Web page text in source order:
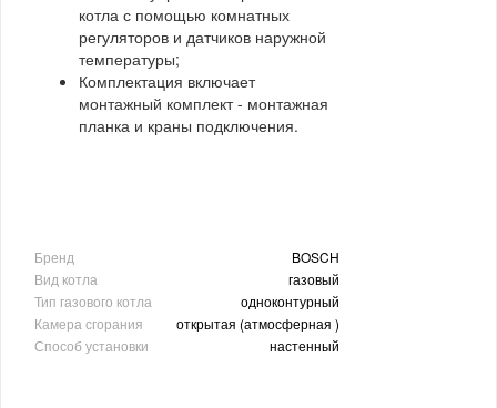
котла с помощью комнатных
регуляторов и датчиков наружной
температуры;
Комплектация включает
монтажный комплект - монтажная
планка и краны подключения.
Бренд
BOSCH
Вид котла
газовый
Тип газового котла
одноконтурный
Камера сгорания
открытая (атмосферная )
Способ установки
настенный